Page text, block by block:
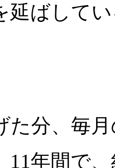
ばして
分、毎
年間で、